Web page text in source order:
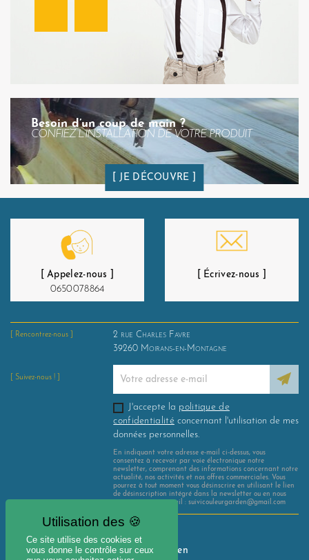
Besoin d’un coup de main ?
CONFIEZ L’INSTALLATION DE VOTRE PRODUIT
JE DÉCOUVRE
[ Appelez-nous ]
0650078864
[ Écrivez-nous ]
[ Rencontrez-nous ]
2 rue Charles Favre
39260 Moirans-en-Montagne
[ Suivez-nous ! ]
J'accepte la politique de
confidentialité concernant l'utilisation de mes
données personnelles.
En indiquant votre adresse e-mail ci-dessus, vous
consentez à recevoir par voie électronique notre
newsletter, comprenant des informations concernant notre
actualité, nos activités et nos offres commerciales. Vous
pourrez à tout moment vous désinscrire en utilisant le lien
de désinscription intégré dans la newsletter ou en nous
contactant par e-mail : suivicouleurgarden@gmail.com
Mentions légales
Avis Couleur Garden
Ce site utilise des cookies et
vous donne le contrôle sur ceux